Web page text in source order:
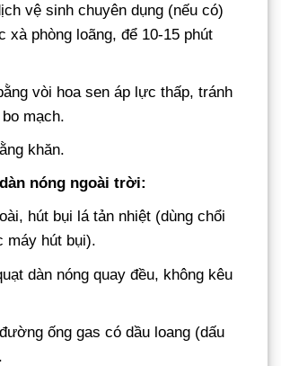
vệ sinh chuyên dụng (nếu có)
xà phòng loãng, để 10-15 phút
vòi hoa sen áp lực thấp, tránh
mạch.
khăn.
nóng ngoài trời:
hút bụi lá tản nhiệt (dùng chổi
máy hút bụi).
dàn nóng quay đều, không kêu
ống gas có dầu loang (dấu